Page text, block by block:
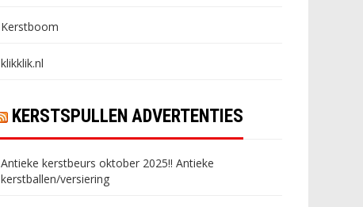
Kerstboom
klikklik.nl
KERSTSPULLEN ADVERTENTIES
Antieke kerstbeurs oktober 2025!! Antieke
kerstballen/versiering